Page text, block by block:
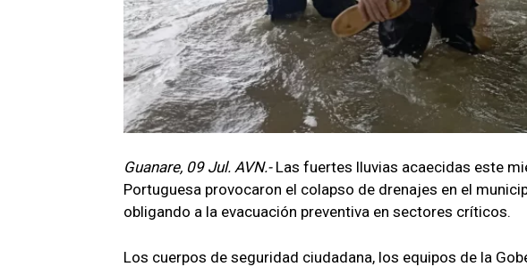
Guanare, 09 Jul. AVN.- Las fuertes lluvias acaecidas este
Portuguesa provocaron el colapso de drenajes en el
obligando a la evacuación preventiva en sectores críticos.
Los cuerpos de seguridad ciudadana, los equipos de la